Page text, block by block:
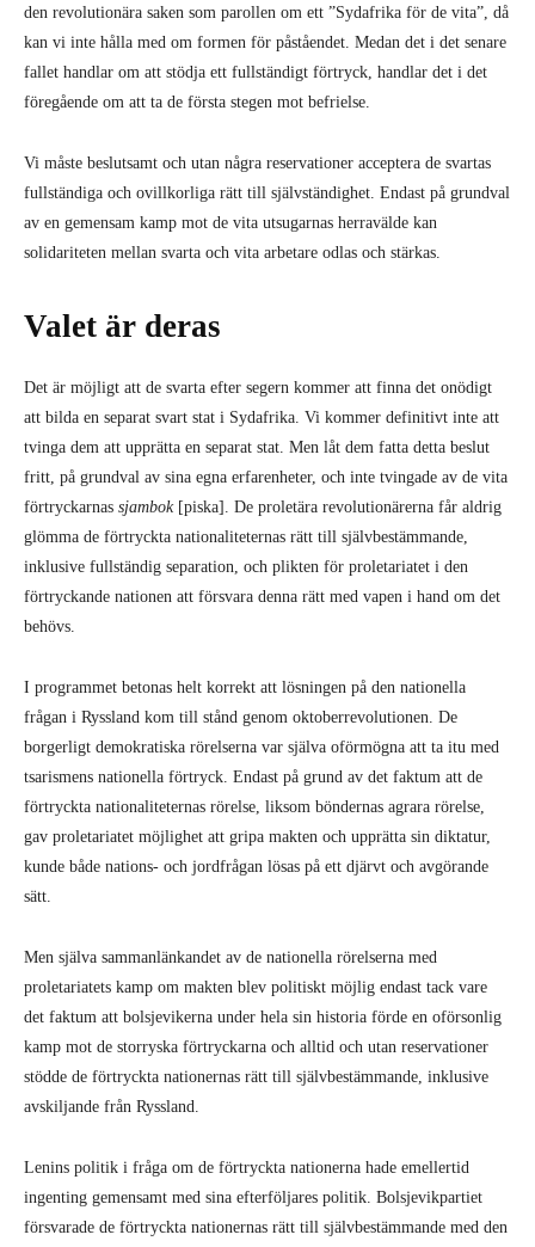
den revolutionära saken som parollen om ett ”Sydafrika för de vita”, då
kan vi inte hålla med om formen för påståendet. Medan det i det senare
fallet handlar om att stödja ett fullständigt förtryck, handlar det i det
föregående om att ta de första stegen mot befrielse.
Vi måste beslutsamt och utan några reservationer acceptera de svartas
fullständiga och ovillkorliga rätt till självständighet. Endast på grundval
av en gemensam kamp mot de vita utsugarnas herravälde kan
solidariteten mellan svarta och vita arbetare odlas och stärkas.
Valet är deras
Det är möjligt att de svarta efter segern kommer att finna det onödigt
att bilda en separat svart stat i Sydafrika. Vi kommer definitivt inte att
tvinga dem att upprätta en separat stat. Men låt dem fatta detta beslut
fritt, på grundval av sina egna erfarenheter, och inte tvingade av de vita
förtryckarnas sjambok [piska]. De proletära revolutionärerna får aldrig
glömma de förtryckta nationaliteternas rätt till självbestämmande,
inklusive fullständig separation, och plikten för proletariatet i den
förtryckande nationen att försvara denna rätt med vapen i hand om det
behövs.
I programmet betonas helt korrekt att lösningen på den nationella
frågan i Ryssland kom till stånd genom oktoberrevolutionen. De
borgerligt demokratiska rörelserna var själva oförmögna att ta itu med
tsarismens nationella förtryck. Endast på grund av det faktum att de
förtryckta nationaliteternas rörelse, liksom böndernas agrara rörelse,
gav proletariatet möjlighet att gripa makten och upprätta sin diktatur,
kunde både nations- och jordfrågan lösas på ett djärvt och avgörande
sätt.
Men själva sammanlänkandet av de nationella rörelserna med
proletariatets kamp om makten blev politiskt möjlig endast tack vare
det faktum att bolsjevikerna under hela sin historia förde en oförsonlig
kamp mot de storryska förtryckarna och alltid och utan reservationer
stödde de förtryckta nationernas rätt till självbestämmande, inklusive
avskiljande från Ryssland.
Lenins politik i fråga om de förtryckta nationerna hade emellertid
ingenting gemensamt med sina efterföljares politik. Bolsjevikpartiet
försvarade de förtryckta nationernas rätt till självbestämmande med den